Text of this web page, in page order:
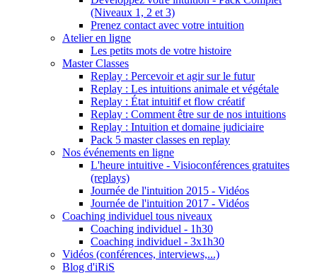
(Niveaux 1, 2 et 3)
Prenez contact avec votre intuition
Atelier en ligne
Les petits mots de votre histoire
Master Classes
Replay : Percevoir et agir sur le futur
Replay : Les intuitions animale et végétale
Replay : État intuitif et flow créatif
Replay : Comment être sur de nos intuitions
Replay : Intuition et domaine judiciaire
Pack 5 master classes en replay
Nos événements en ligne
L'heure intuitive - Visioconférences gratuites
(replays)
Journée de l'intuition 2015 - Vidéos
Journée de l'intuition 2017 - Vidéos
Coaching individuel tous niveaux
Coaching individuel - 1h30
Coaching individuel - 3x1h30
Vidéos (conférences, interviews,...)
Blog d'iRiS